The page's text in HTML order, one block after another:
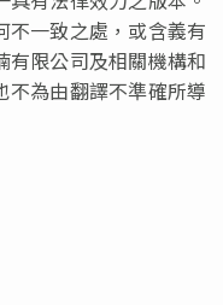
不一致之處，或含義有
有限公司及相關機構和
不為由翻譯不準確所導